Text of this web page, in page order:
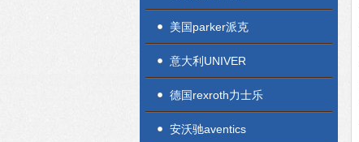
美国parker派克
意大利UNIVER
德国rexroth力士乐
安沃驰aventics